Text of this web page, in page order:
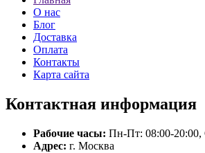
О нас
Блог
Доставка
Оплата
Контакты
Карта сайта
Контактная информация
Рабочие часы: Пн-Пт: 08:00-20:00,
Адрес: г. Москва